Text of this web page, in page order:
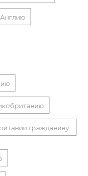
гражданину